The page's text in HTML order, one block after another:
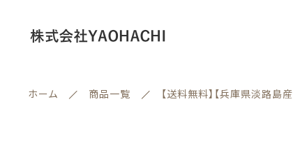
ホーム 商品一覧 【送料無料】【兵庫県淡
カートに商品を